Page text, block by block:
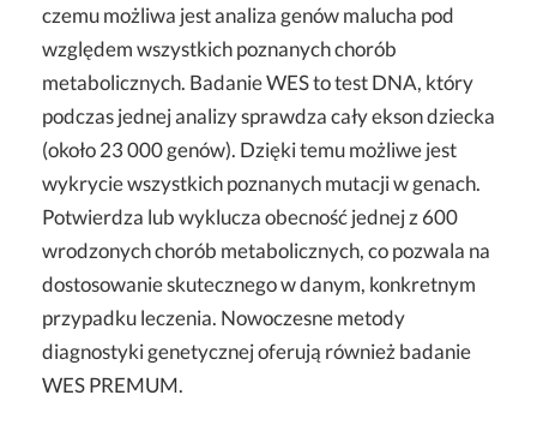
czemu możliwa jest analiza genów malucha pod
względem wszystkich poznanych chorób
metabolicznych. Badanie WES to test DNA, który
podczas jednej analizy sprawdza cały ekson dziecka
(około 23 000 genów). Dzięki temu możliwe jest
wykrycie wszystkich poznanych mutacji w genach.
Potwierdza lub wyklucza obecność jednej z 600
wrodzonych chorób metabolicznych, co pozwala na
dostosowanie skutecznego w danym, konkretnym
przypadku leczenia. Nowoczesne metody
diagnostyki genetycznej oferują również badanie
WES PREMUM.